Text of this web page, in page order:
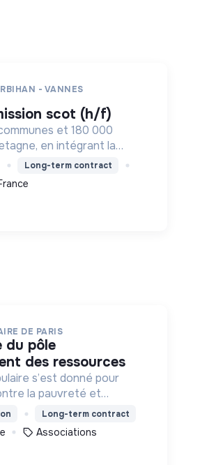
- VANNES
scot (h/f)
et 180 000
en intégrant la
et sociale par une
des achats durables
verte.
Long-term contract
DE PARIS
des ressources
s’est donné pour
la pauvreté et
ses formes, en France et
Long-term contract
Associations